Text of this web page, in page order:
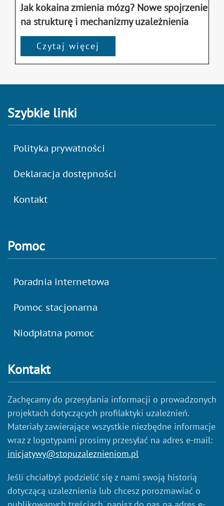
Jak kokaina zmienia mózg? Nowe spojrzenie
na strukturę i mechanizmy uzależnienia
Czytaj więcej
Szybkie linki
Polityka prywatności
Deklaracja dostępności
Kontakt
Pomoc
Poradnia internetowa
Pomoc stacjonarna
Niodpłatna pomoc
Kontakt
Zachęcamy do przesyłania informacji o prowadzonych
projektach dotyczących profilaktyki uzależnień.
Materiały zawierające wszystkie niezbędne informacje
wraz z logotypami prosimy przesyłać na adres e-mail:
inicjatywy@stopuzaleznieniom.pl
Jeśli chciałbyś podzielić się z nami swoją historią
dotyczącą uzależnienia lub chcesz porozmawiać o